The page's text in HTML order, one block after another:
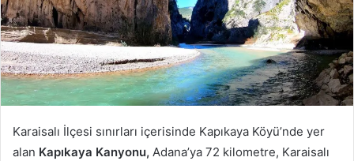
Karaisalı İlçesi sınırları içerisinde Kapıkaya Köyü’nde yer
alan Kapıkaya Kanyonu, Adana’ya 72 kilometre, Karaisalı